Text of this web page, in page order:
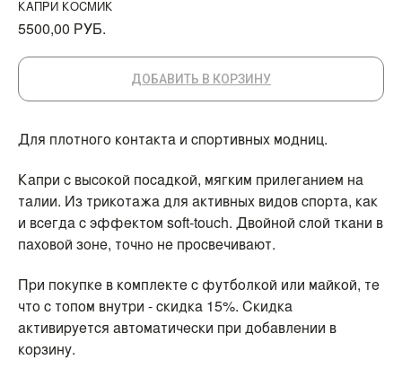
КАПРИ КОСМИК
5500,00 РУБ.
ДОБАВИТЬ В КОРЗИНУ
Для плотного контакта и спортивных модниц.
Капри с высокой посадкой, мягким прилеганием на
талии. Из трикотажа для активных видов спорта, как
и всегда с эффектом soft-touch. Двойной слой ткани в
паховой зоне, точно не просвечивают.
При покупке в комплекте с футболкой или майкой, те
что с топом внутри - скидка 15%. Скидка
активируется автоматически при добавлении в
корзину.